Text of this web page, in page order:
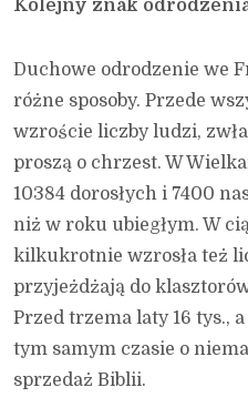
Kolejny znak
Duchowe odrodzenie we
różne sposoby. Przede
wzroście liczby ludzi,
proszą o chrzest. W
10384 dorosłych i 7400
niż w roku ubiegłym. W
kilkukrotnie wzrosła też
przyjeżdżają do
Przed trzema laty 16 tys.,
tym samym czasie o
sprzedaż Biblii.